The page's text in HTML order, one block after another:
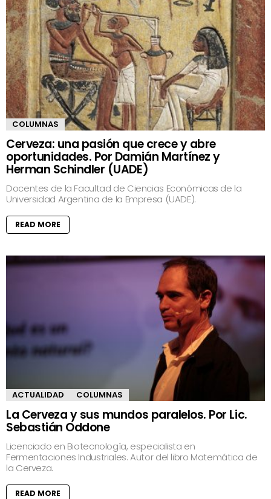
COLUMNAS
Cerveza: una pasión que crece y abre
oportunidades. Por Damián Martínez y
Herman Schindler (UADE)
Docentes de la Facultad de Ciencias Económicas de la
Universidad Argentina de la Empresa (UADE).
READ MORE
ACTUALIDAD COLUMNAS
La Cerveza y sus mundos paralelos. Por Lic.
Sebastián Oddone
Licenciado en Biotecnología, especialista en
Fermentaciones Industriales. Autor del libro Matemática de
la Cerveza.
READ MORE